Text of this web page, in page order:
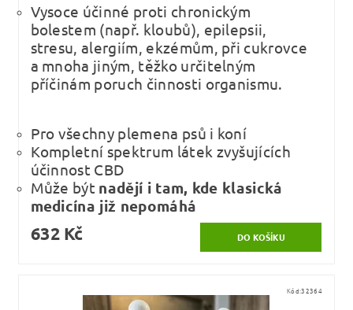
Vysoce účinné proti chronickým
bolestem (např. kloubů), epilepsii,
stresu, alergiím, ekzémům, při cukrovce
a mnoha jiným, těžko určitelným
příčinám poruch činnosti organismu.
Pro všechny plemena psů i koní
Kompletní spektrum látek zvyšujících
účinnost CBD
Může být nadějí i tam, kde klasická
medicína již nepomáhá
632 Kč
Kód:32364